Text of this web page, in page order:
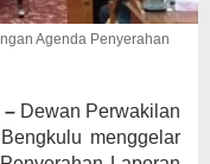
Agenda Penyerahan
– Dewan Perwakilan
menggelar